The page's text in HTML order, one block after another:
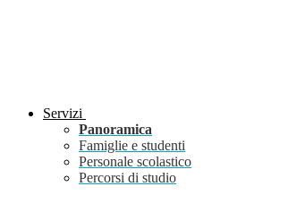
Servizi
Panoramica
Famiglie e studenti
Personale scolastico
Percorsi di studio